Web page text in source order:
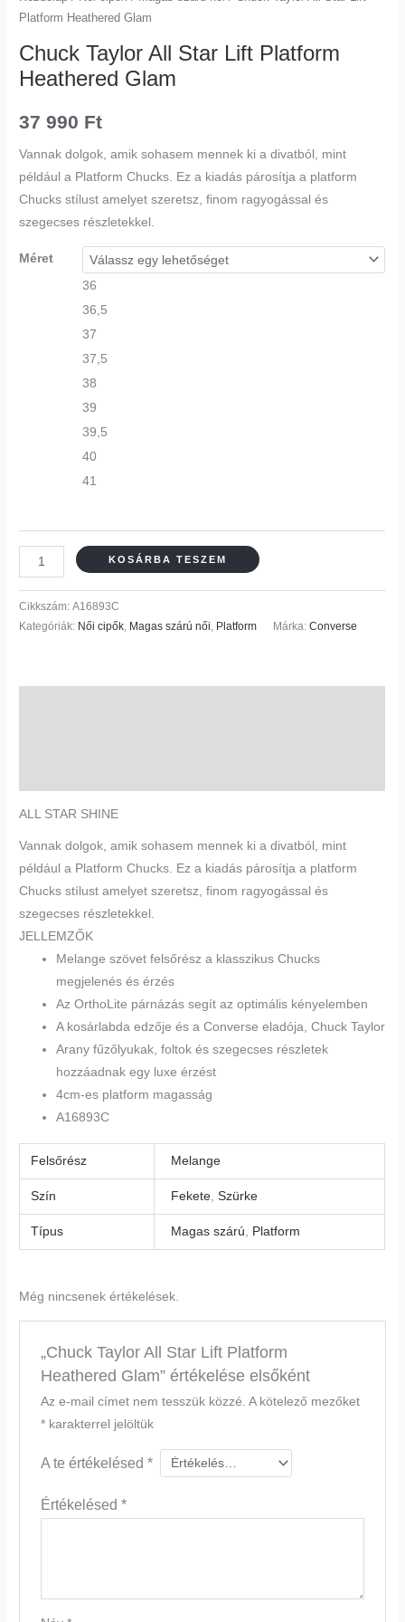
Platform Heathered Glam
Chuck Taylor All Star Lift Platform
Heathered Glam
37 990 Ft
Vannak dolgok, amik sohasem mennek ki a divatból, mint
például a Platform Chucks. Ez a kiadás párosítja a platform
Chucks stílust amelyet szeretsz, finom ragyogással és
szegecses részletekkel.
Méret
36
36,5
37
37,5
38
39
39,5
40
41
KOSÁRBA TESZEM
Cikkszám:A16893C
Kategóriák: Női cipők, Magas szárú női, Platform Márka:Converse
ALL STAR SHINE
Vannak dolgok, amik sohasem mennek ki a divatból, mint
például a Platform Chucks. Ez a kiadás párosítja a platform
Chucks stílust amelyet szeretsz, finom ragyogással és
szegecses részletekkel.
JELLEMZŐK
Melange szövet felsőrész a klasszikus Chucks
megjelenés és érzés
Az OrthoLite párnázás segít az optimális kényelemben
A kosárlabda edzője és a Converse eladója, Chuck Taylor
Arany fűzőlyukak, foltok és szegecses részletek
hozzáadnak egy luxe érzést
4cm-es platform magasság
A16893C
Felsőrész Melange
Szín Fekete,Szürke
Típus Magas szárú, Platform
Még nincsenek értékelések.
„Chuck Taylor All Star Lift Platform
Heathered Glam” értékelése elsőként
Az e-mail címet nem tesszük közzé. A kötelező mezőket
*karakterrel jelöltük
A te értékelésed *
Értékelésed *